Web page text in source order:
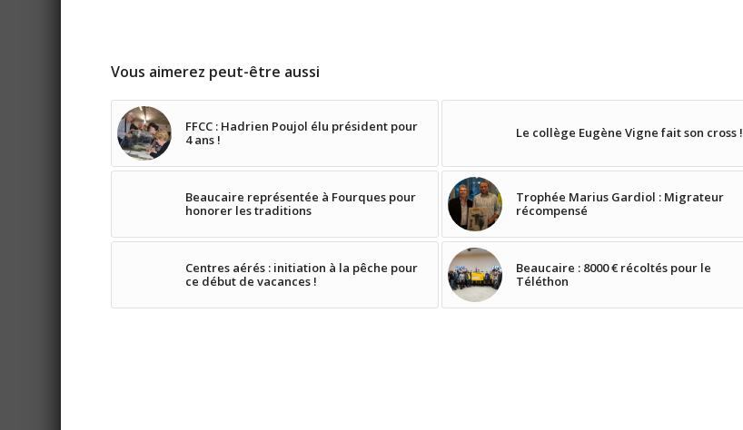
Vous aimerez peut-être aussi
FFCC : Hadrien Poujol élu président pour
4 ans !
Le collège Eugène Vigne fait son cross !
Beaucaire représentée à Fourques pour
honorer les traditions
Trophée Marius Gardiol : Migrateur
récompensé
Centres aérés : initiation à la pêche pour
ce début de vacances !
Beaucaire : 8000 € récoltés pour le
Téléthon